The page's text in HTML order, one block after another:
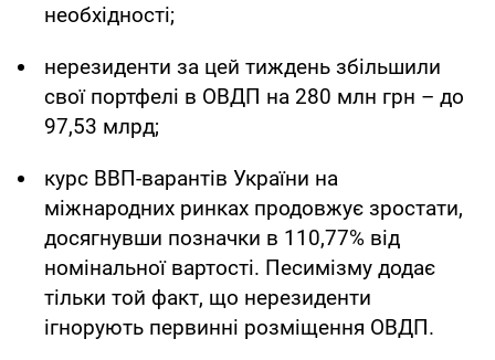
необхідності;
нерезиденти за цей тиждень збільшили
свої портфелі в ОВДП на 280 млн грн – до
97,53 млрд;
курс ВВП-варантів України на
міжнародних ринках продовжує зростати,
досягнувши позначки в 110,77% від
номінальної вартості. Песимізму додає
тільки той факт, що нерезиденти
ігнорують первинні розміщення ОВДП.